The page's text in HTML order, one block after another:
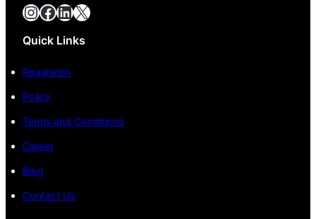
InstagramFacebook LinkedIn X
Quick Links
Regulamin
Policy
Terms and Conditions
Career
Blog
Contact Us